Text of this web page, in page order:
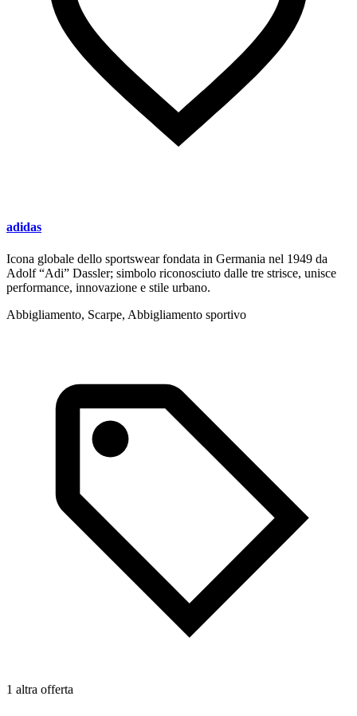
adidas
Icona globale dello sportswear fondata in Germania nel 1949 da
Adolf “Adi” Dassler; simbolo riconosciuto dalle tre strisce, unisce
performance, innovazione e stile urbano.
Abbigliamento, Scarpe, Abbigliamento sportivo
1 altra offerta